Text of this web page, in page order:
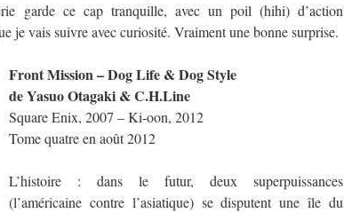
garde ce cap tranquille, avec un poil (hihi) d’action
je vais suivre avec curiosité. Vraiment une bonne surprise.
Front Mission – Dog Life & Dog Style
de Yasuo Otagaki & C.H.Line
Square Enix, 2007 – Ki-oon, 2012
Tome quatre en août 2012
L’histoire : dans le futur, deux superpuissances
(l’américaine contre l’asiatique) se disputent une île du